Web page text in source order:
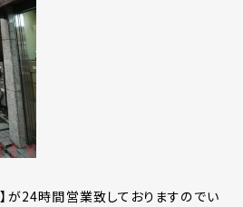
が24時間営業致しておりますのでい